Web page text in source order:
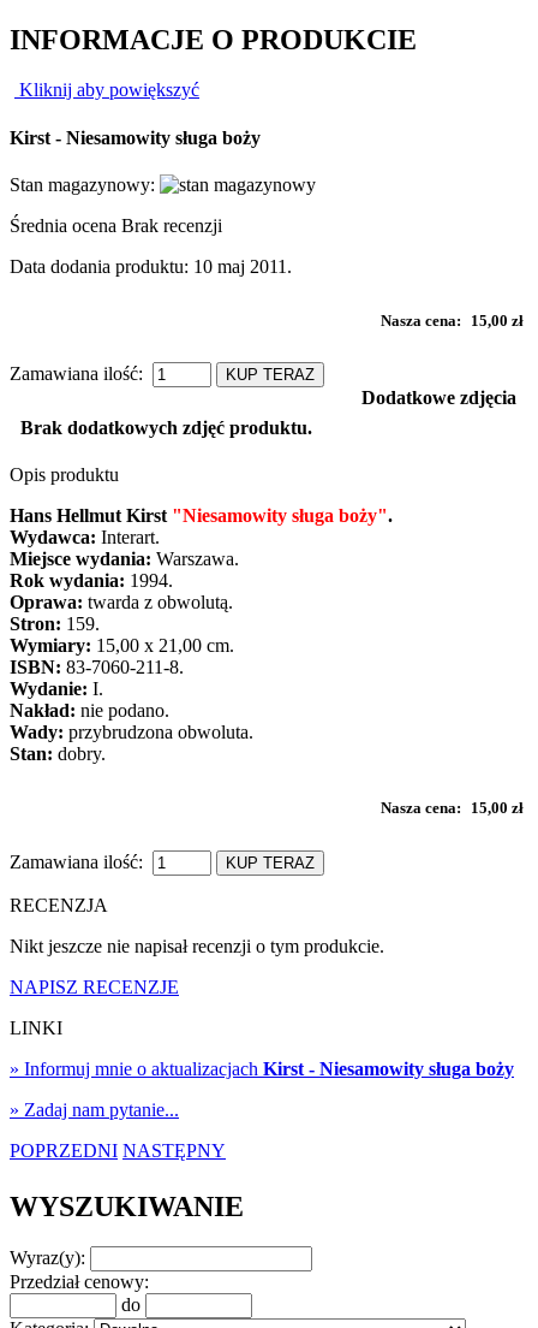
INFORMACJE O PRODUKCIE
Kliknij aby powiększyć
Kirst - Niesamowity sługa boży
Stan magazynowy:
Średnia ocena Brak recenzji
Data dodania produktu: 10 maj 2011.
Nasza cena: 15,00 zł
Zamawiana ilość: KUP TERAZ
Dodatkowe zdjęcia
Brak dodatkowych zdjęć produktu.
Opis produktu
Hans Hellmut Kirst "Niesamowity sługa boży".
Wydawca: Interart.
Miejsce wydania: Warszawa.
Rok wydania: 1994.
Oprawa: twarda z obwolutą.
Stron: 159.
Wymiary: 15,00 x 21,00 cm.
ISBN: 83-7060-211-8.
Wydanie: I.
Nakład: nie podano.
Wady: przybrudzona obwoluta.
Stan: dobry.
Nasza cena: 15,00 zł
Zamawiana ilość: KUP TERAZ
RECENZJA
Nikt jeszcze nie napisał recenzji o tym produkcie.
NAPISZ RECENZJE
LINKI
» Informuj mnie o aktualizacjach Kirst - Niesamowity sługa boży
» Zadaj nam pytanie...
POPRZEDNI NASTĘPNY
WYSZUKIWANIE
Wyraz(y):
Przedział cenowy:
do